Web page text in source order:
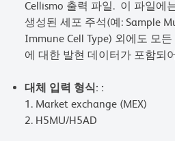
Cellismo 출력 파일. 이 파일에
생성된 세포 주석(예: Sample
Immune Cell Type) 외에도 모든
에 대한 발현 데이터가 포함되
대체 입력 형식: :
Market exchange (MEX)
H5MU/H5AD